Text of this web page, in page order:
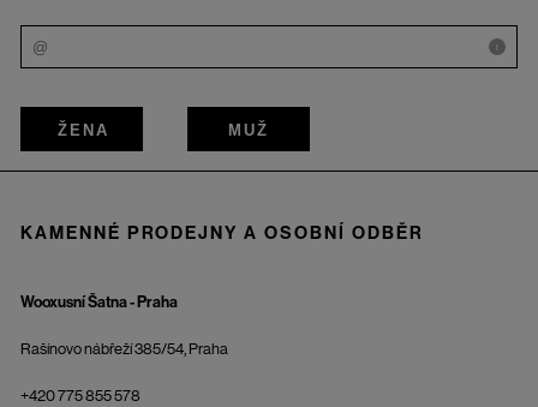
i
ŽENA MUŽ
KAMENNÉ PRODEJNY A OSOBNÍ ODBĚR
Wooxusní Šatna - Praha
Rašínovo nábřeží 385/54, Praha
+420 775 855 578